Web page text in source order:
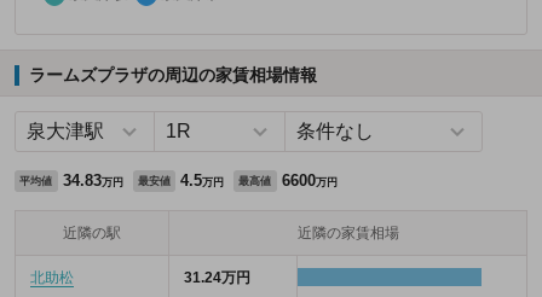
ラームズプラザの周辺の家賃相場情報
平均値 34.83万円 最安値 4.5万円 最高値 6600万円
近隣の駅 近隣の家賃相場
北助松 31.24万円